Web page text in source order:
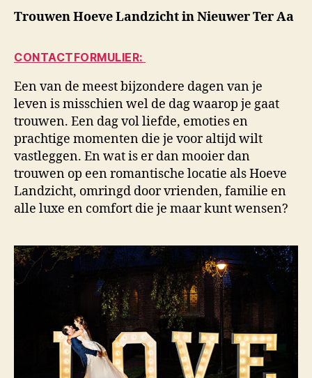
Trouwen Hoeve Landzicht in Nieuwer Ter Aa
CONTACTFORMULIER:
Een van de meest bijzondere dagen van je
leven is misschien wel de dag waarop je gaat
trouwen. Een dag vol liefde, emoties en
prachtige momenten die je voor altijd wilt
vastleggen. En wat is er dan mooier dan
trouwen op een romantische locatie als Hoeve
Landzicht, omringd door vrienden, familie en
alle luxe en comfort die je maar kunt wensen?